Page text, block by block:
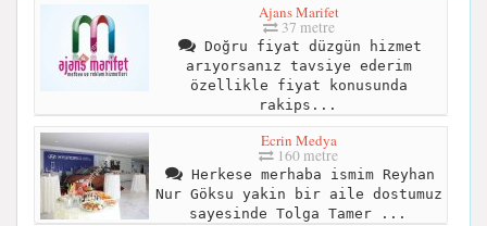
Ajans Marifet
37 metre
Doğru fiyat düzgün hizmet
arıyorsanız tavsiye ederim
özellikle fiyat konusunda
rakips...
Ecrin Medya
160 metre
Herkese merhaba ismim Reyhan
Nur Göksu yakin bir aile dostumuz
sayesinde Tolga Tamer ...